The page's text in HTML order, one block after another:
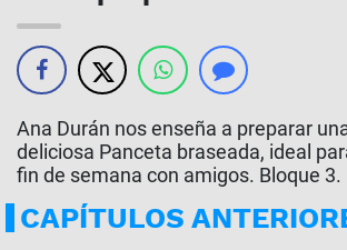
Ana Durán nos enseña a preparar
deliciosa Panceta braseada, ideal
fin de semana con amigos. Bloque 3.
CAPÍTULOS